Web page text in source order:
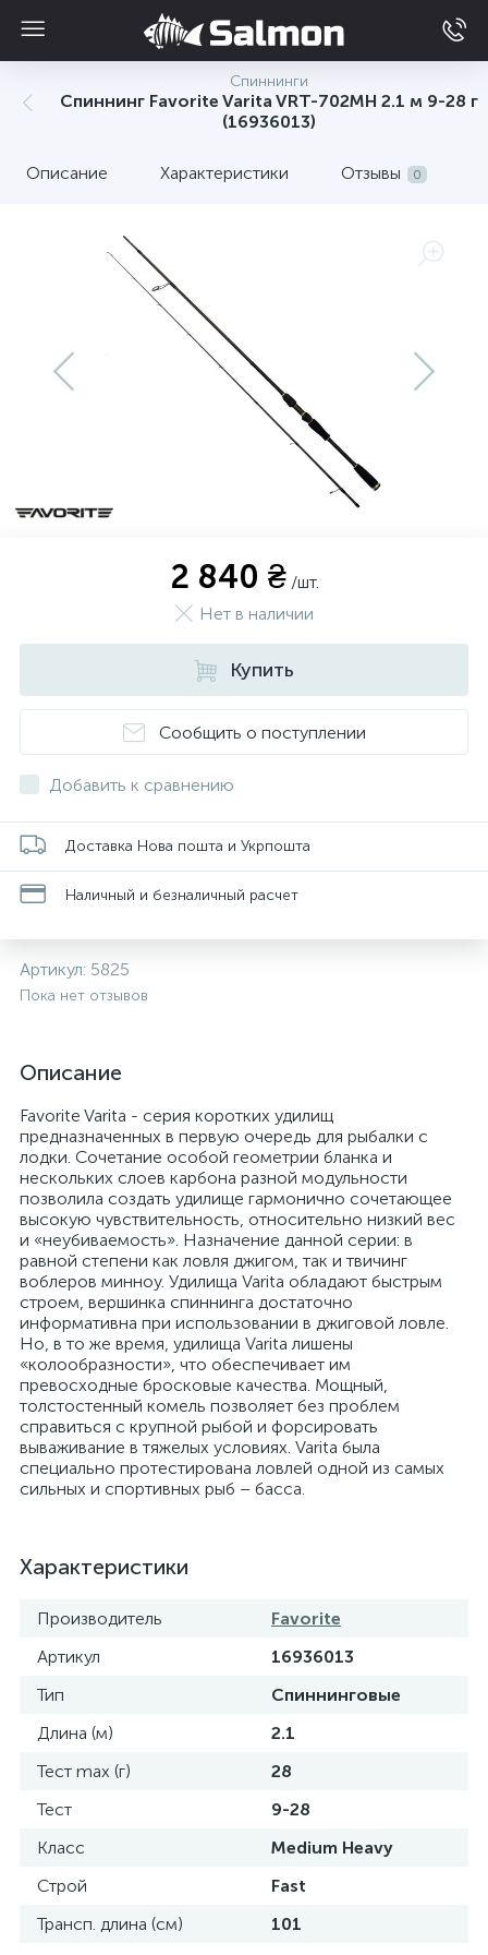
Спиннинги
Спиннинг Favorite Varita VRT-702MH 2.1 м 9-28 г
(16936013)
Описание Характеристики Отзывы 0
2 840 ₴ /шт.
Нет в наличии
Купить
Сообщить о поступлении
Добавить к сравнению
Доставка Нова пошта и Укрпошта
Наличный и безналичный расчет
Артикул: 5825
Пока нет отзывов
Описание
Favorite Varita - серия коротких удилищ
предназначенных в первую очередь для рыбалки с
лодки. Сочетание особой геометрии бланка и
нескольких слоев карбона разной модульности
позволила создать удилище гармонично сочетающее
высокую чувствительность, относительно низкий вес
и «неубиваемость». Назначение данной серии: в
равной степени как ловля джигом, так и твичинг
воблеров минноу. Удилища Varita обладают быстрым
строем, вершинка спиннинга достаточно
информативна при использовании в джиговой ловле.
Но, в то же время, удилища Varita лишены
«колообразности», что обеспечивает им
превосходные бросковые качества. Мощный,
толстостенный комель позволяет без проблем
справиться с крупной рыбой и форсировать
вываживание в тяжелых условиях. Varita была
специально протестирована ловлей одной из самых
сильных и спортивных рыб – басса.
Характеристики
Производитель
Favorite
Артикул
16936013
Тип
Спиннинговые
Длина (м)
2.1
Тест max (г)
28
Тест
9-28
Класс
Medium Heavy
Строй
Fast
Трансп. длина (см)
101